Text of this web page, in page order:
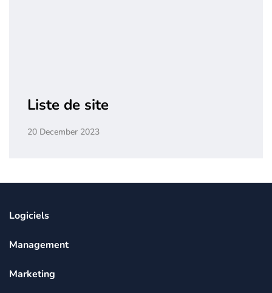
Liste de site
20 December 2023
Logiciels
Management
Marketing